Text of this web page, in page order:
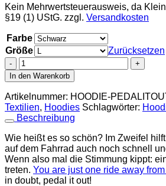
Kein Mehrwertsteuerausweis, da
§19 (1) UStG. zzgl. Versandkosten
Farbe
Größe
Zurücksetzen
Hoodie
"When
in
doubt,
Pedal
it
Out"
(Men's
Hoodie,
verschiedene
Größen)
Menge
In den Warenkorb
Artikelnummer: HOODIE-
Textilien, Hoodies Schlagwörter:
Beschreibung
Wie heißt es so schön? Im Zweifel
auf dem Fahrrad auch noch schnell
Wenn also mal die Stimmung kippt:
treten. You are just one ride away
in doubt, pedal it out!